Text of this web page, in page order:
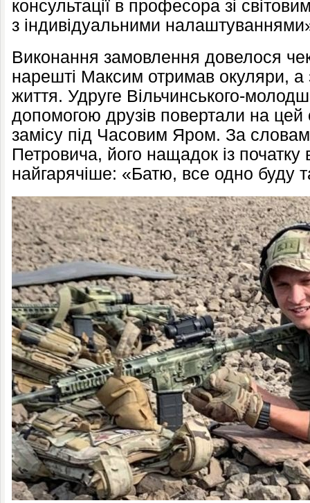
консультації в професора зі
з індивідуальними
Виконання замовлення довелося
нарешті Максим отримав окуляри, а
життя. Удруге Вільчинського-
допомогою друзів повертали на цей
замісу під Часовим Яром. За
Петровича, його нащадок із початку
найгарячіше: «Батю, все одно буду